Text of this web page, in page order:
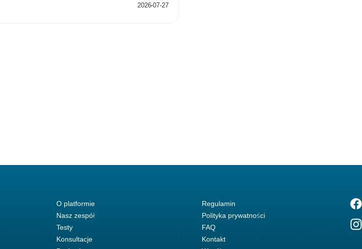
2026-07-27
O platformie
Nasz zespół
Testy
Konsultacje
Regulamin
Polityka prywatności
FAQ
Kontakt